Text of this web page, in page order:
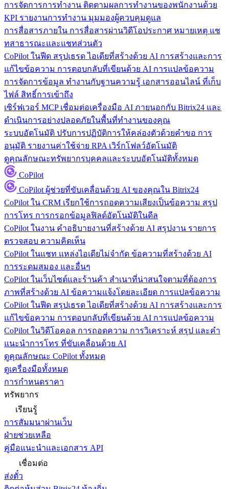
การจัดการการทำงาน ติดตามผลการทำงานของพนักงานด้วย
KPI รายงานการทำงาน มุมมองผู้ควบคุมดูแล
การสื่อสารภายใน การสื่อสารผ่านวิดีโอประกาศ หมายเหตุ แช
ทสาธารณะและแชทส่วนตัว
CoPilot ในฟีด สรุปเธรด ไอเดียที่สร้างด้วย AI การสร้างและการ
แก้ไขข้อความ การตอบกลับที่เขียนด้วย AI การแปลข้อความ
การจัดการข้อมูล ทำงานกับฐานความรู้ เอกสารออนไลน์ ที่เก็บ
ไฟล์ สิทธิ์การเข้าถึง
เซิร์ฟเวอร์ MCP เชื่อมต่อเครื่องมือ AI ภายนอกกับ Bitrix24 และ
ดำเนินการอย่างปลอดภัยในพื้นที่ทำงานของคุณ
ระบบอัตโนมัติ ปรับการปฏิบัติการให้คล่องตัวด้วยคำขอ การ
อนุมัติ รายงานค่าใช้จ่าย RPA เวิร์กโฟลว์อัตโนมัติ
ดูคุณลักษณะทรัพยากรบุคคลและระบบอัตโนมัติทั้งหมด
CoPilot
CoPilot ผู้ช่วยที่ขับเคลื่อนด้วย AI ของคุณใน Bitrix24
CoPilot ใน CRM เรียกใช้การถอดความเสียงเป็นข้อความ สรุป
การโทร การกรอกข้อมูลฟิลด์อัตโนมัติในดีล
CoPilot ในงาน คำอธิบายงานที่สร้างด้วย AI สรุปงาน รายการ
ตรวจสอบ ความคิดเห็น
CoPilot ในแชท แหล่งไอเดียไม่จำกัด ข้อความที่สร้างด้วย AI
การระดมสมอง และอื่นๆ
CoPilot ในเว็บไซต์และร้านค้า สำเนาที่น่าสนใจตามที่ต้องการ
ภาพที่สร้างด้วย AI ข้อความแจ้งโดยละเอียด การแปลข้อความ
CoPilot ในฟีด สรุปเธรด ไอเดียที่สร้างด้วย AI การสร้างและการ
แก้ไขข้อความ การตอบกลับที่เขียนด้วย AI การแปลข้อความ
CoPilot ในวิดีโอคอล การถอดความ การวิเคราะห์ สรุป และคำ
แนะนำการโทร ที่ขับเคลื่อนด้วย AI
ดูคุณลักษณะ CoPilot ทั้งหมด
ดูเครื่องมือทั้งหมด
การกำหนดราคา
ทรัพยากร
เรียนรู้
การสัมมนาผ่านเว็บ
ฝ่ายช่วยเหลือ
คู่มือแนะนำและเอกสาร API
เชื่อมต่อ
ส่งตั๋ว